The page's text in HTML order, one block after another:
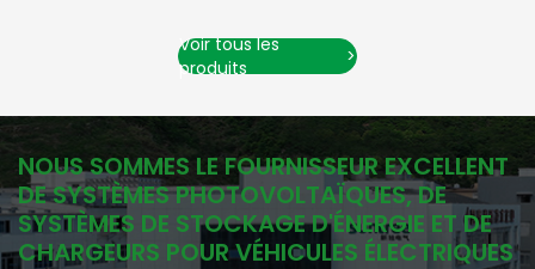
Voir tous les
produits
>
NOUS SOMMES LE FOURNISSEUR EXCELLENT
DE SYSTÈMES PHOTOVOLTAÏQUES, DE
SYSTÈMES DE STOCKAGE D'ÉNERGIE ET DE
CHARGEURS POUR VÉHICULES ÉLECTRIQUES